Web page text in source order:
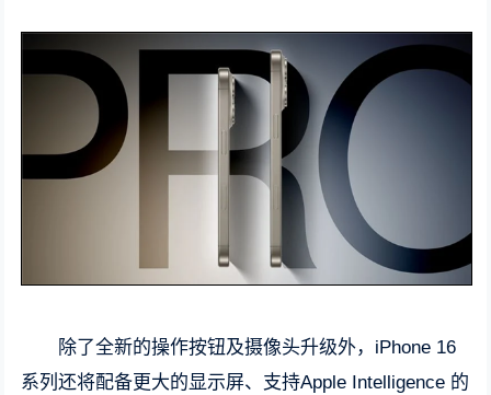
除了全新的操作按钮及摄像头升级外，iPhone 16
系列还将配备更大的显示屏、支持Apple Intelligence 的